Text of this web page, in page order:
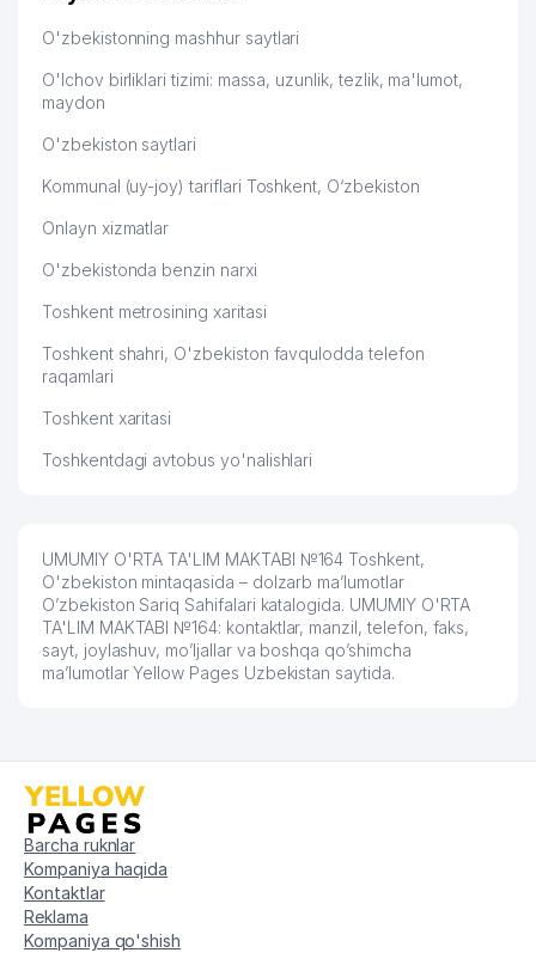
52 A'ZAMXON-SHAMS MChJ
53 ATLAS FRUIT MChJ 410 м
54 KORIFEY-AUDIT AUDIT FIRMASI
55 ATELIER MILANO MChJ
56 SIFAT-BIZNES-SAVDO MChJ
57 BINKAT TRADE MChJ
MIRZAXO'JAEV X.F. YAKKA
TARTIBDAGI TADBIRKOR
60
KORXONASI
62 FIRDAVS MEBEL MChJ
63 NUR MED SERVIS MChJ 469 м
64
NIZOMIY NOMIDAGI TOSHKENT
DAVLAT PEDAGOGIKA
66
POYTAXT PLYUS BIZNES XUSUSIY
KORXONASI
67 PAKISTAN SISER INDUSTRIES XK
68
O'zbekistonning mashhur saytlari
O'lchov birliklari tizimi: massa, uzunlik, tezlik, ma'lumot,
maydon
O'zbekiston saytlari
Kommunal (uy-joy) tariflari Toshkent, O‘zbekiston
Onlayn xizmatlar
O'zbekistonda benzin narxi
Toshkent metrosining xaritasi
Toshkent shahri, O'zbekiston favqulodda telefon
raqamlari
Toshkent xaritasi
Toshkentdagi avtobus yo'nalishlari
UMUMIY O'RTA TA'LIM MAKTABI №164 Toshkent,
O'zbekiston mintaqasida – dolzarb ma’lumotlar
O’zbekiston Sariq Sahifalari katalogida. UMUMIY O'RTA
TA'LIM MAKTABI №164: kontaktlar, manzil, telefon, faks,
sayt, joylashuv, mo’ljallar va boshqa qo’shimcha
ma’lumotlar Yellow Pages Uzbekistan saytida.
Barcha ruknlar
Kompaniya haqida
Kontaktlar
Reklama
Kompaniya qo'shish